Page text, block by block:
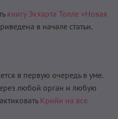
книгу Экхарта Толле «Новая
в начале статьи.
в первую очередь в уме.
любой орган и любую
Крийи на все